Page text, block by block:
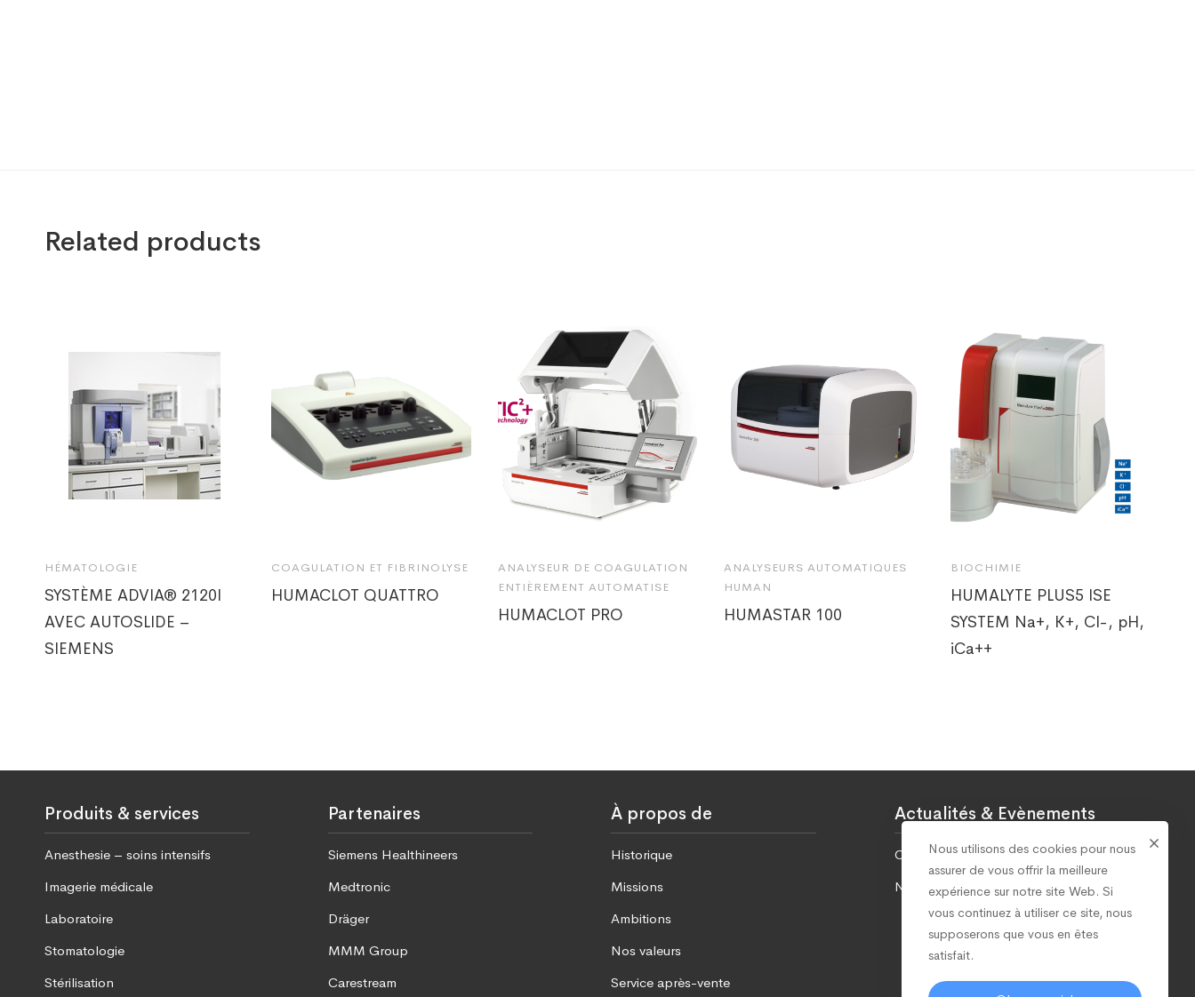
Related products
HÉMATOLOGIE
SYSTÈME ADVIA® 2120I
AVEC AUTOSLIDE –
SIEMENS
COAGULATION ET FIBRINOLYSE
HUMACLOT QUATTRO
ANALYSEUR DE COAGULATION
ENTIÈREMENT AUTOMATISE
HUMACLOT PRO
ANALYSEURS AUTOMATIQUES
HUMAN
HUMASTAR 100
BIOCHIMIE
HUMALYTE PLUS5 ISE
SYSTEM Na+, K+, Cl-, pH,
iCa++
Produits & services
Anesthesie – soins intensifs
Imagerie médicale
Laboratoire
Stomatologie
Stérilisation
Partenaires
Siemens Healthineers
Medtronic
Dräger
MMM Group
Carestream
À propos de
Historique
Missions
Ambitions
Nos valeurs
Service après-vente
Actualités & Evènements
Covid-19
Nos réalisations
Nous utilisons des cookies pour nous
assurer de vous offrir la meilleure
expérience sur notre site Web. Si
vous continuez à utiliser ce site, nous
supposerons que vous en êtes
satisfait.